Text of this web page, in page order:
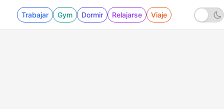
Trabajar Gym Dormir Relajarse Viaje